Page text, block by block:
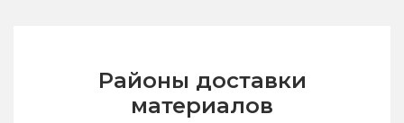
Районы доставки
материалов